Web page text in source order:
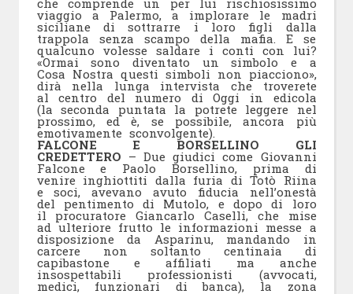
viaggio a Palermo, a implorare le madri
siciliane di sottrarre i loro figli dalla
trappola senza scampo della mafia. E se
qualcuno volesse saldare i conti con lui?
«Ormai sono diventato un simbolo e a
Cosa Nostra questi simboli non piacciono»,
dirà nella lunga intervista che troverete
al centro del numero di Oggi in edicola
(la seconda puntata la potrete leggere nel
prossimo, ed è, se possibile, ancora più
emotivamente sconvolgente).
FALCONE E BORSELLINO GLI
CREDETTERO – Due giudici come Giovanni
Falcone e Paolo Borsellino, prima di
venire inghiottiti dalla furia di Totò Riina
e soci, avevano avuto fiducia nell’onestà
del pentimento di Mutolo, e dopo di loro
il procuratore Giancarlo Caselli, che mise
ad ulteriore frutto le informazioni messe a
disposizione da Asparinu, mandando in
carcere non soltanto centinaia di
capibastone e affiliati ma anche
insospettabili professionisti (avvocati,
medici, funzionari di banca), la zona